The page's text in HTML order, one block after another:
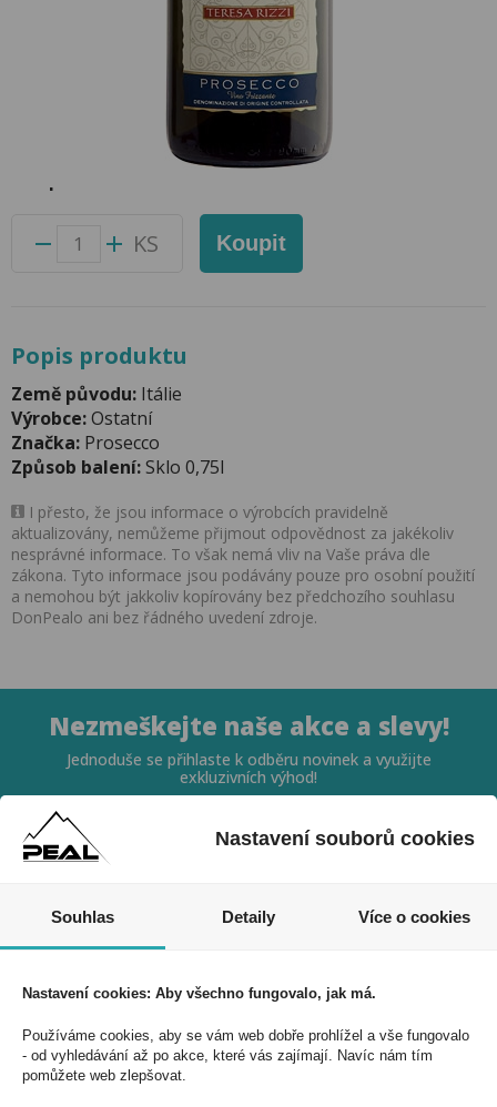
Přidat do oblíbených produktů
Foto produktu se může od skutečnosti mírně lišit.
KS Koupit
Popis produktu
Země původu: Itálie
Výrobce:Ostatní
Značka: Prosecco
Způsob balení:Sklo 0,75l
I přesto, že jsou informace o výrobcích pravidelně
aktualizovány, nemůžeme přijmout odpovědnost za jakékoliv
nesprávné informace. To však nemá vliv na Vaše práva dle
zákona. Tyto informace jsou podávány pouze pro osobní použití
a nemohou být jakkoliv kopírovány bez předchozího souhlasu
DonPealo ani bez řádného uvedení zdroje.
Nezmeškejte naše akce a slevy!
Jednoduše se přihlaste k odběru novinek a využijte
exkluzivních výhod!
Souhlasím se zpracováním osobních údajů *
PEAL a.s.
U Plynárny 412/101
Nastavení souborů cookies
Souhlas Detaily Více o cookies
Nastavení cookies: Aby všechno fungovalo, jak má.
Používáme cookies, aby se vám web dobře prohlížel a vše fungovalo
- od vyhledávání až po akce, které vás zajímají. Navíc nám tím
pomůžete web zlepšovat.